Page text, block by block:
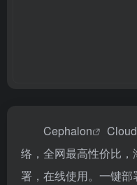
Cephalon Cloud
络，全网最高性价比
署，在线使用。一键